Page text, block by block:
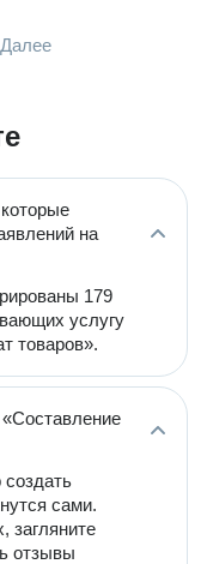
Далее
на
179
услугу
товаров».
создать
сами.
загляните
отзывы